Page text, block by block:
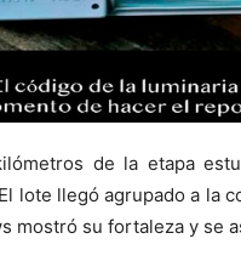
de la etapa
lote llegó agrupado a la
mostró su fortaleza y se